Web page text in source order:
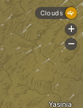
Yasinia
Clouds
+
-